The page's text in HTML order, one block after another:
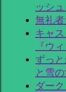
ッシュ
無礼
キャ
『ウ
ずっ
と雪の
ダー